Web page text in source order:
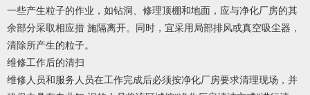
一些产生粒子的作业，如钻洞、修理顶棚和地面，应与净化厂房的其
余部分采取相应措 施隔离开。同时，宜采用局部排风或真空吸尘器，
清除所产生的粒子。
维修工作后的清扫
维修人员和服务人员在工作完成后必须按净化厂房要求清理现场，并